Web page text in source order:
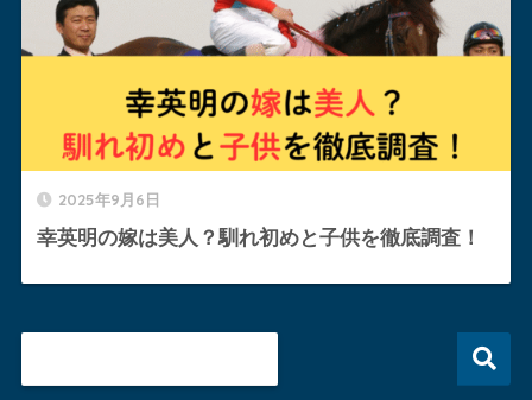
2025年9月6日
幸英明の嫁は美人？馴れ初めと子供を徹底調査！